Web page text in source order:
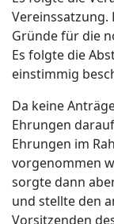
Vereinssatzung.
Gründe für die
Es folgte die
einstimmig
Da keine
Ehrungen
Ehrungen im
vorgenommen
sorgte dann
und stellte den
Vorsitzenden